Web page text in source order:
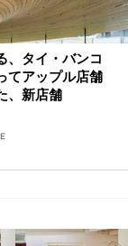
、タイ・バンコ
てアップル店舗
、新店舗